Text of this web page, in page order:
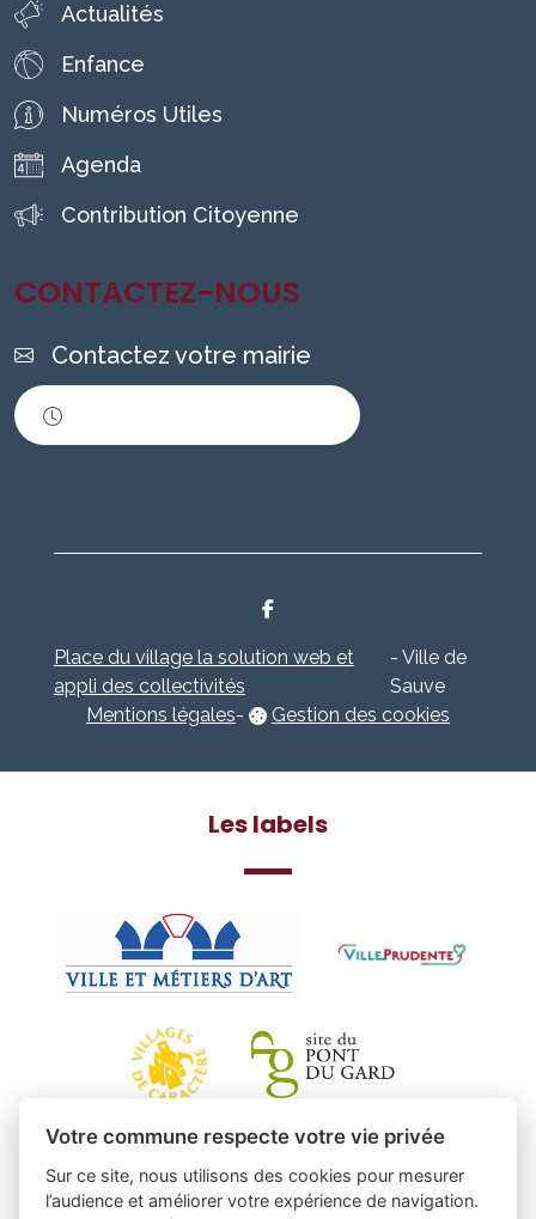
Actualités
Enfance
Numéros Utiles
Agenda
Contribution Citoyenne
CONTACTEZ-NOUS
Contactez votre mairie
Place du village la solution web et
appli des collectivités
- Ville de
Sauve
Mentions légales- Gestion des cookies
Les labels
Votre commune respecte votre vie privée
Sur ce site, nous utilisons des cookies pour mesurer
l’audience et améliorer votre expérience de navigation.